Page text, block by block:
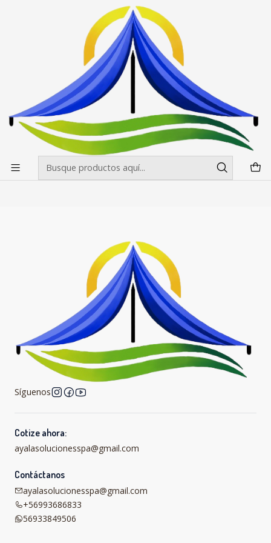
Envíos gratis desde $500.000 en Santiago
Pendones Roller Porta Pendon L 130x200
Porta Pendon L 130x200
RPCH
Porta Pendon L 130x200
$52.500 CLP
Síguenos
Cotize ahora:
ayalasolucionesspa@gmail.com
Contáctanos
ayalasolucionesspa@gmail.com
+56993686833
56933849506